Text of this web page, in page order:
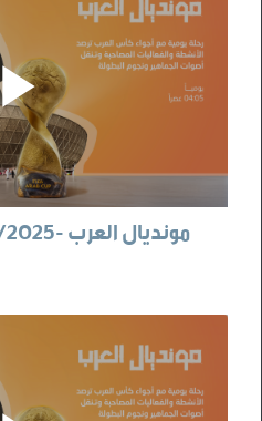
مونديال العرب -12/17/2025 4:58:03 PM